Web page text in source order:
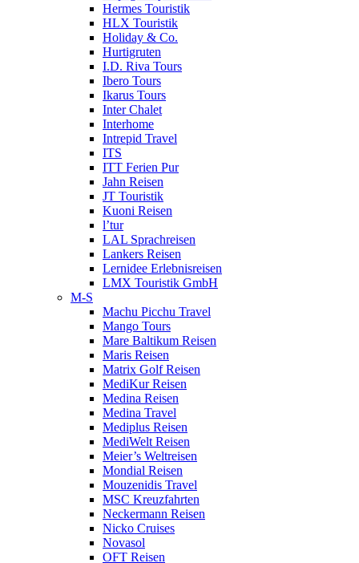
Hermes Touristik
HLX Touristik
Holiday & Co.
Hurtigruten
I.D. Riva Tours
Ibero Tours
Ikarus Tours
Inter Chalet
Interhome
Intrepid Travel
ITS
ITT Ferien Pur
Jahn Reisen
JT Touristik
Kuoni Reisen
l’tur
LAL Sprachreisen
Lankers Reisen
Lernidee Erlebnisreisen
LMX Touristik GmbH
M-S
Machu Picchu Travel
Mango Tours
Mare Baltikum Reisen
Maris Reisen
Matrix Golf Reisen
MediKur Reisen
Medina Reisen
Medina Travel
Mediplus Reisen
MediWelt Reisen
Meier’s Weltreisen
Mondial Reisen
Mouzenidis Travel
MSC Kreuzfahrten
Neckermann Reisen
Nicko Cruises
Novasol
OFT Reisen